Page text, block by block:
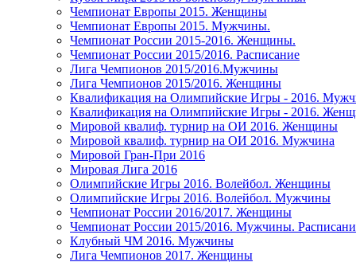
Чемпионат Европы 2015. Женщины
Чемпионат Европы 2015. Мужчины.
Чемпионат России 2015-2016. Женщины.
Чемпионат России 2015/2016. Расписание
Лига Чемпионов 2015/2016.Мужчины
Лига Чемпионов 2015/2016. Женщины
Квалификация на Олимпийские Игры - 2016.
Квалификация на Олимпийские Игры - 2016.
Мировой квалиф. турнир на ОИ 2016. Женщины
Мировой квалиф. турнир на ОИ 2016. Мужчина
Мировой Гран-При 2016
Мировая Лига 2016
Олимпийские Игры 2016. Волейбол. Женщины
Олимпийские Игры 2016. Волейбол. Мужчины
Чемпионат России 2016/2017. Женщины
Чемпионат России 2015/2016. Мужчины.
Клубный ЧМ 2016. Мужчины
Лига Чемпионов 2017. Женщины